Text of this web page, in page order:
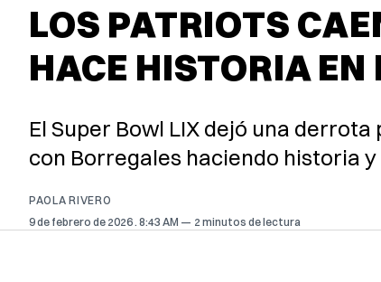
LOS PATRIOTS
HACE HISTORIA EN
El Super Bowl LIX dejó una
con Borregales haciendo historia
PAOLA RIVERO
9 de febrero de 2026 . 8:43 AM 2 minutos de lectura